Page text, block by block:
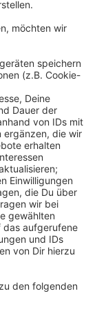
und in
oder Garten
soll eine
in
Im Fokus
im
in einer
werden soll
die
gemeldet